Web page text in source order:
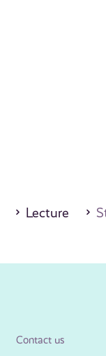
Lecture
Contact us